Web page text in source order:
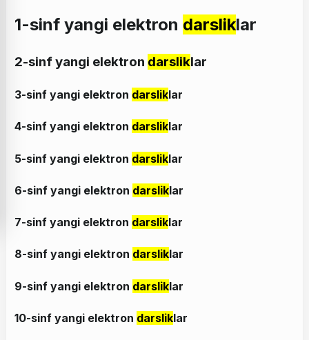
1-sinf yangi elektron darsliklar
2-sinf yangi elektron darsliklar
3-sinf yangi elektron darsliklar
4-sinf yangi elektron darsliklar
5-sinf yangi elektron darsliklar
6-sinf yangi elektron darsliklar
7-sinf yangi elektron darsliklar
8-sinf yangi elektron darsliklar
9-sinf yangi elektron darsliklar
10-sinf yangi elektron darsliklar